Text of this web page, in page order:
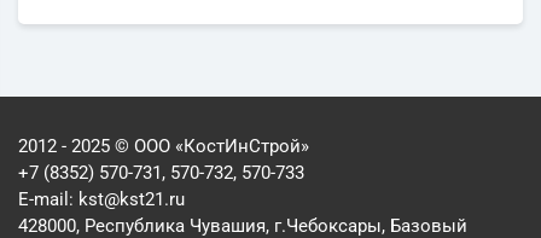
2012 - 2025 © ООО «КостИнСтрой»
+7 (8352) 570-731, 570-732, 570-733
E-mail: kst@kst21.ru
428000, Республика Чувашия, г.Чебоксары, Базовый